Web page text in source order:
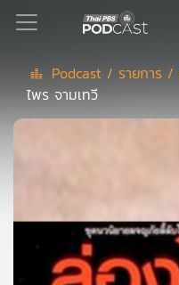
Podcast
สต์
Podcast / รายการ /
ไพร จามเทวี